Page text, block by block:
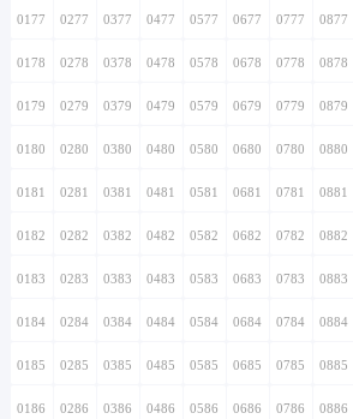
0177 0277 0377 0477 0577 0677 0777 0877
0178 0278 0378 0478 0578 0678 0778 0878
0179 0279 0379 0479 0579 0679 0779 0879
0180 0280 0380 0480 0580 0680 0780 0880
0181 0281 0381 0481 0581 0681 0781 0881
0182 0282 0382 0482 0582 0682 0782 0882
0183 0283 0383 0483 0583 0683 0783 0883
0184 0284 0384 0484 0584 0684 0784 0884
0185 0285 0385 0485 0585 0685 0785 0885
0186 0286 0386 0486 0586 0686 0786 0886